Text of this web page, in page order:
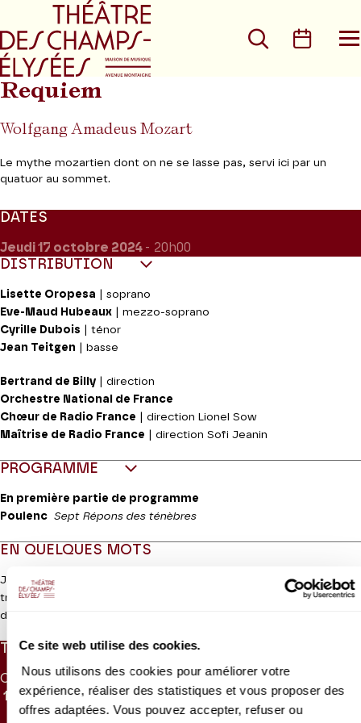
Ce site web utilise des cookies.
Nous utilisons des cookies pour améliorer votre
expérience, réaliser des statistiques et vous proposer des
offres adaptées. Vous pouvez accepter, refuser ou
Aller au menu principal
Rechercher
Requiem
Wolfgang Amadeus Mozart
Le mythe mozartien dont on ne se lasse pas, servi ici par un
quatuor au sommet.
DATES
Jeudi 17 octobre 2024 - 20h00
DISTRIBUTION
Lisette Oropesa | soprano
Eve-Maud Hubeaux | mezzo-soprano
Cyrille Dubois | ténor
Jean Teitgen | basse
Bertrand de Billy | direction
Orchestre National de France
Chœur de Radio France | direction Lionel Sow
Maîtrise de Radio France | direction Sofi Jeanin
PROGRAMME
En première partie de programme
Poulenc Sept Répons des ténèbres
EN QUELQUES MOTS
Jamais sans doute œuvre musicale n’a laissé derrière elle un
trouble aussi profond, qu’ont encore grandi plus de deux siècles
de légendes. Les circonstances de la composition du
aujourd’hui que l’œuvre fut commandée par le comte Walsegg,
lequel, grand mélomane, entendait obtenir une messe des morts
à la gloire de sa défunte femme. On sait également que la mort
du musicien interrompit la composition de l’ouvrage commencé
TARIFS
CAT. 1
140 €
CAT. 2
100 €
CAT. 3
70 €
CAT. 4
35 €
CAT. 5
10 €
CAT. 6
5 €